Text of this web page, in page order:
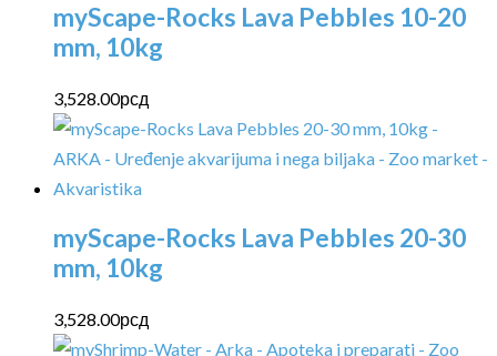
myScape-Rocks Lava Pebbles 10-20
mm, 10kg
3,528.00рсд
myScape-Rocks Lava Pebbles 20-30
mm, 10kg
3,528.00рсд